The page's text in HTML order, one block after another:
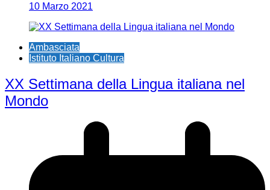
10 Marzo 2021
Ambasciata
Istituto Italiano Cultura
XX Settimana della Lingua italiana nel
Mondo